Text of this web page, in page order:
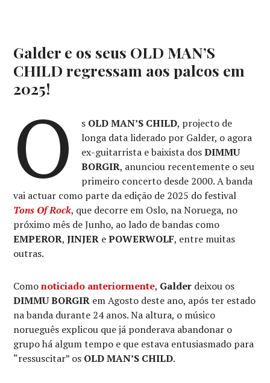
Galder e os seus OLD MAN’S
CHILD regressam aos palcos em
2025!
O s OLD MAN’S CHILD, projecto de
longa data liderado por Galder, o agora
ex-guitarrista e baixista dosDIMMU
BORGIR, anunciou recentemente o seu
primeiro concerto desde 2000. A banda
vai actuar como parte da edição de 2025 do festival
Tons Of Rock, que decorre em Oslo, na Noruega, no
próximo mês de Junho, ao lado de bandas como
EMPEROR,JINJER ePOWERWOLF, entre muitas
outras.
Comonoticiado anteriormente, Galder deixou os
DIMMU BORGIR em Agosto deste ano, após ter estado
na banda durante 24 anos. Na altura, o músico
norueguês explicou que já ponderava abandonar o
grupo há algum tempo e que estava entusiasmado para
“ressuscitar” os OLD MAN’S CHILD.